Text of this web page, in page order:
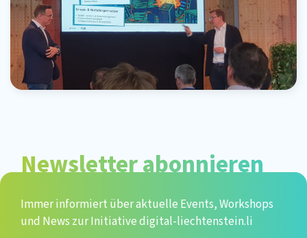
Newsletter abonnieren
Immer informiert über aktuelle Events, Workshops
und News zur Initiative digital-liechtenstein.li